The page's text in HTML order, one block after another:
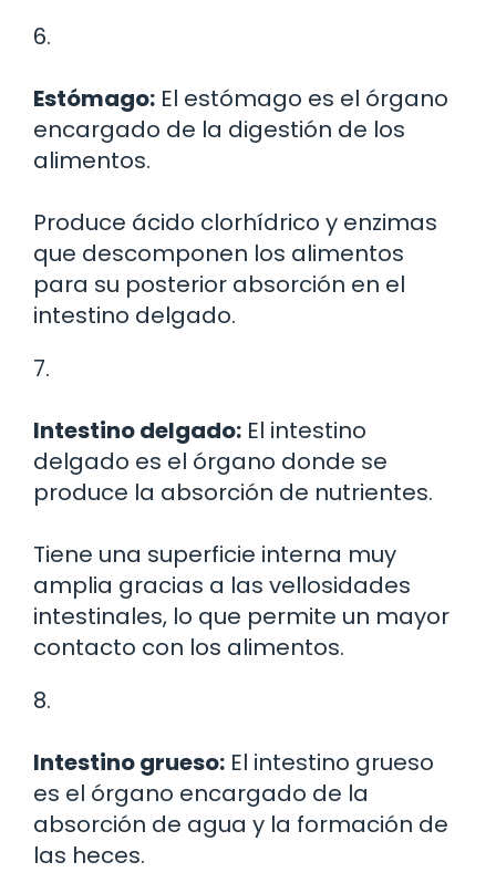
6.
Estómago: El estómago es el órgano
encargado de la digestión de los
alimentos.
Produce ácido clorhídrico y enzimas
que descomponen los alimentos
para su posterior absorción en el
intestino delgado.
7.
Intestino delgado: El intestino
delgado es el órgano donde se
produce la absorción de nutrientes.
Tiene una superficie interna muy
amplia gracias a las vellosidades
intestinales, lo que permite un mayor
contacto con los alimentos.
8.
Intestino grueso: El intestino grueso
es el órgano encargado de la
absorción de agua y la formación de
las heces.